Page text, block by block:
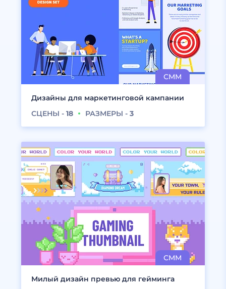
Дизайны для маркетинговой кампании
СЦЕНЫ - 18 РАЗМЕРЫ - 3
Милый дизайн превью для гейминга